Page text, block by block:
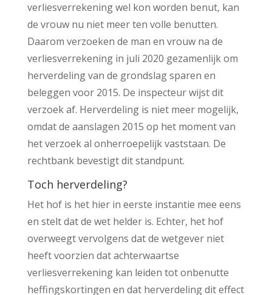
verliesverrekening wel kon worden benut, kan
de vrouw nu niet meer ten volle benutten.
Daarom verzoeken de man en vrouw na de
verliesverrekening in juli 2020 gezamenlijk om
herverdeling van de grondslag sparen en
beleggen voor 2015. De inspecteur wijst dit
verzoek af. Herverdeling is niet meer mogelijk,
omdat de aanslagen 2015 op het moment van
het verzoek al onherroepelijk vaststaan. De
rechtbank bevestigt dit standpunt.
Toch herverdeling?
Het hof is het hier in eerste instantie mee eens
en stelt dat de wet helder is. Echter, het hof
overweegt vervolgens dat de wetgever niet
heeft voorzien dat achterwaartse
verliesverrekening kan leiden tot onbenutte
heffingskortingen en dat herverdeling dit effect